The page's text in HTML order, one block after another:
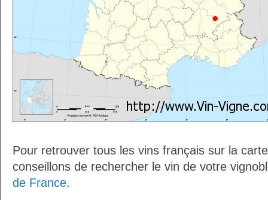
Pour retrouver tous les vins français sur la
conseillons de rechercher le vin de votre
de France.